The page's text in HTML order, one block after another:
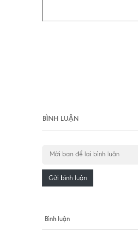
BÌNH LUẬN
Gửi bình luận
Bình luận